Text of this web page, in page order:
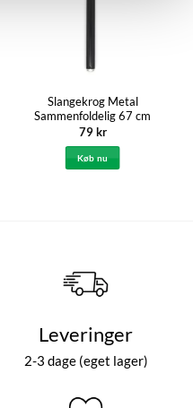
Slangekrog Metal
Sammenfoldelig 67 cm
79kr
Køb nu
Leveringer
2-3 dage (eget lager)